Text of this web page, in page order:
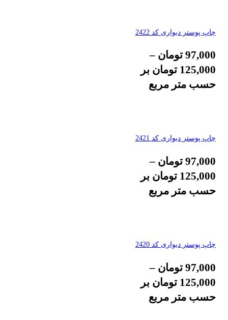
چاپ پوستر دیواری کد 2422
97,000 تومان –
125,000 تومان بر
حسب متر مربع
چاپ پوستر دیواری کد 2421
97,000 تومان –
125,000 تومان بر
حسب متر مربع
چاپ پوستر دیواری کد 2420
97,000 تومان –
125,000 تومان بر
حسب متر مربع